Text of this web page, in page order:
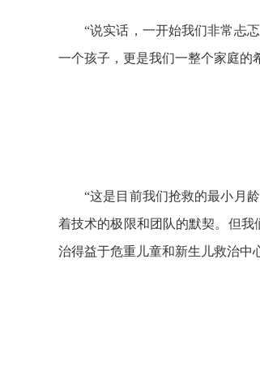
“说实话，一开始我们非常忐
一个孩子，更是我们一整个家庭的
“这是目前我们抢救的最小月
着技术的极限和团队的默契。但
治得益于危重儿童和新生儿救治中